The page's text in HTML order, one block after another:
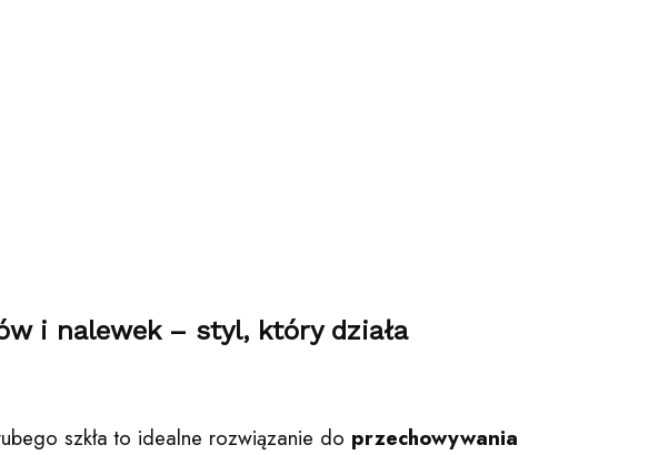
i nalewek – styl, który działa
szkła to idealne rozwiązanie do przechowywania